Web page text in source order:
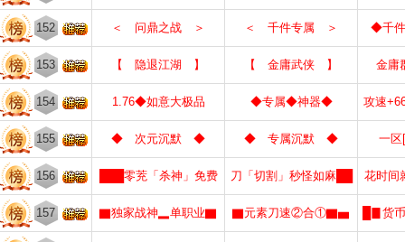
152 ＜ 问鼎之战 ＞ ＜ 千件专属 ＞ ◆千
153 【 隐退江湖 】 【 金庸武侠 】 金庸
154 1.76◆如意大极品 ◆专属◆神器◆ 攻速
155 ◆ 次元沉默 ◆ ◆ 专属沉默 ◆ 一区
156 ███零茺「杀神」免费 刀「切割」秒怪如麻██ 花时间
157 ▇独家战神▂单职业▇ ▇元素刀速②合①▇▅ █▊货